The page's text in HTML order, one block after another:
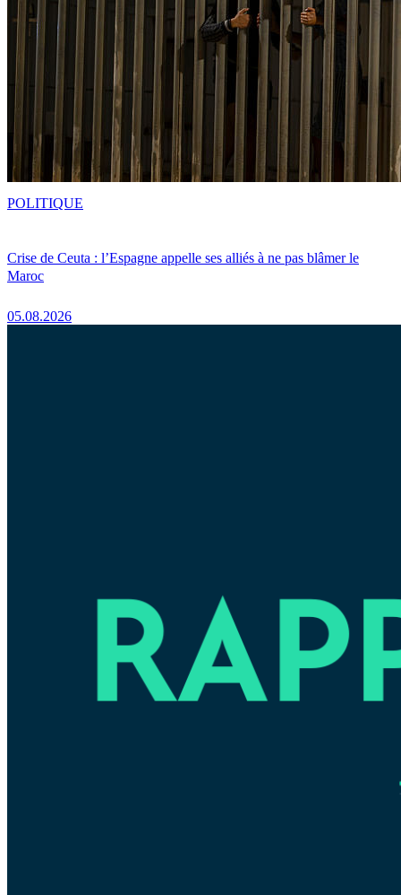
Crise de Ceuta : l’Espagne appelle ses alliés à ne pas blâmer le
Maroc
05.08.2026
POLITIQUE